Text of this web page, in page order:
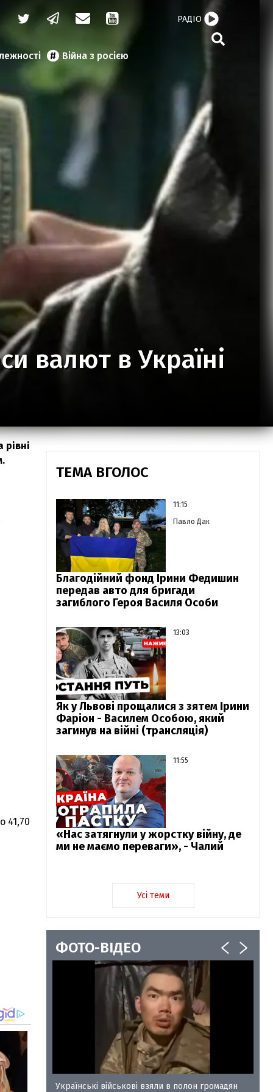
Війна з росією
РАДІО
валют в Україні
41,70
ТЕМА ВГОЛОС
11:15
Павло Дак
Благодійний фонд Ірини Федишин
передав авто для бригади
загиблого Героя Василя Особи
13:03
Як у Львові прощалися з зятем Ірини
Фаріон - Василем Особою, який
загинув на війні (трансляція)
11:55
«Нас затягнули у жорстку війну, де
ми не маємо переваги», - Чалий
Усі теми
ФОТО-ВІДЕО
35
Українські військові взяли в полон громадян